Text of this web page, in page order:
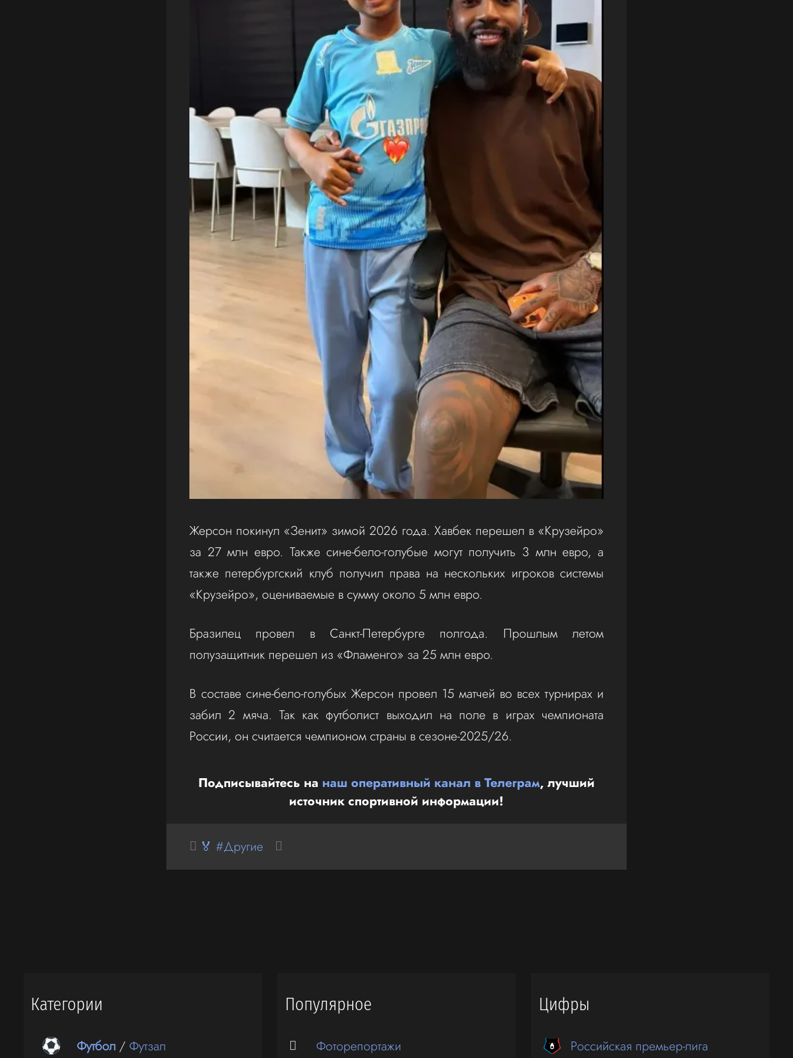
Жерсон покинул «Зенит» зимой 2026 года. Хавбек перешел в «Крузейро»
за 27 млн евро. Также сине-бело-голубые могут получить 3 млн евро, а
также петербургский клуб получил права на нескольких игроков системы
«Крузейро», оцениваемые в сумму около 5 млн евро.
Бразилец провел в Санкт-Петербурге полгода. Прошлым летом
полузащитник перешел из «Фламенго» за 25 млн евро.
В составе сине-бело-голубых Жерсон провел 15 матчей во всех турнирах и
забил 2 мяча. Так как футболист выходил на поле в играх чемпионата
России, он считается чемпионом страны в сезоне-2025/26.
Подписывайтесь на наш оперативный канал в Телеграм, лучший
источник спортивной информации!
🏅 #Другие
Категории
Футбол /Футзал
Популярное
Фоторепортажи
Цифры
Российская премьер-лига